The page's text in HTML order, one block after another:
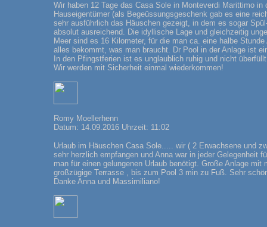
Wir haben 12 Tage das Casa Sole in Monteverdi Marittimo
Hauseigentümer (als Begeüssungsgeschenk gab es eine
sehr ausführlich das Häuschen gezeigt, in dem es sogar
absolut ausreichend. Die idyllische Lage und gleichzeitig
Meer sind es 16 Kilometer, für die man ca. eine halbe
alles bekommt, was man braucht. Dr Pool in der Anlage ist
In den Pfingstferien ist es unglaublich ruhig und nicht
Wir werden mit Sicherheit einmal wiederkommen!
Romy Moellerhenn
Datum: 14.09.2016 Uhrzeit: 11:02
Urlaub im Häuschen Casa Sole..... wir ( 2 Erwachsene und
sehr herzlich empfangen und Anna war in jeder Gelegenheit
man für einen gelungenen Urlaub benötigt. Große Anlage
großzügige Terrasse , bis zum Pool 3 min zu Fuß. Sehr
Danke Anna und Massimiliano!